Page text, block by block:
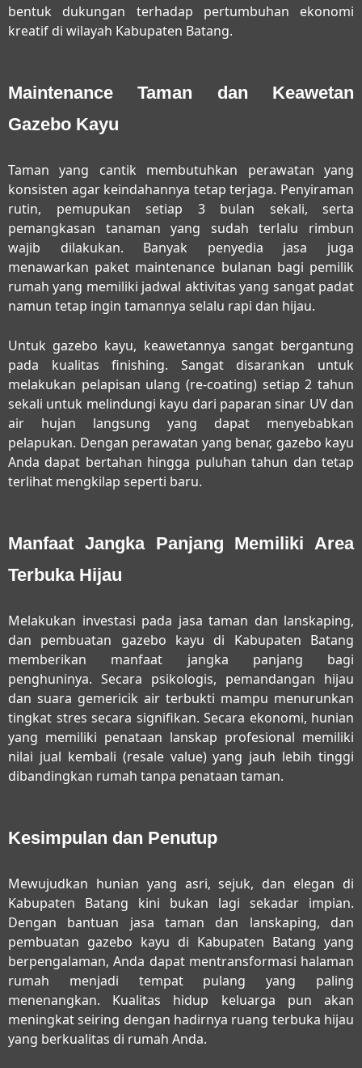
bentuk dukungan terhadap pertumbuhan ekonomi
kreatif di wilayah Kabupaten Batang.
Maintenance Taman dan Keawetan
Gazebo Kayu
Taman yang cantik membutuhkan perawatan yang
konsisten agar keindahannya tetap terjaga. Penyiraman
rutin, pemupukan setiap 3 bulan sekali, serta
pemangkasan tanaman yang sudah terlalu rimbun
wajib dilakukan. Banyak penyedia jasa juga
menawarkan paket maintenance bulanan bagi pemilik
rumah yang memiliki jadwal aktivitas yang sangat padat
namun tetap ingin tamannya selalu rapi dan hijau.
Untuk gazebo kayu, keawetannya sangat bergantung
pada kualitas finishing. Sangat disarankan untuk
melakukan pelapisan ulang (re-coating) setiap 2 tahun
sekali untuk melindungi kayu dari paparan sinar UV dan
air hujan langsung yang dapat menyebabkan
pelapukan. Dengan perawatan yang benar, gazebo kayu
Anda dapat bertahan hingga puluhan tahun dan tetap
terlihat mengkilap seperti baru.
Manfaat Jangka Panjang Memiliki Area
Terbuka Hijau
Melakukan investasi pada jasa taman dan lanskaping,
dan pembuatan gazebo kayu di Kabupaten Batang
memberikan manfaat jangka panjang bagi
penghuninya. Secara psikologis, pemandangan hijau
dan suara gemericik air terbukti mampu menurunkan
tingkat stres secara signifikan. Secara ekonomi, hunian
yang memiliki penataan lanskap profesional memiliki
nilai jual kembali (resale value) yang jauh lebih tinggi
dibandingkan rumah tanpa penataan taman.
Kesimpulan dan Penutup
Mewujudkan hunian yang asri, sejuk, dan elegan di
Kabupaten Batang kini bukan lagi sekadar impian.
Dengan bantuan jasa taman dan lanskaping, dan
pembuatan gazebo kayu di Kabupaten Batang yang
berpengalaman, Anda dapat mentransformasi halaman
rumah menjadi tempat pulang yang paling
menenangkan. Kualitas hidup keluarga pun akan
meningkat seiring dengan hadirnya ruang terbuka hijau
yang berkualitas di rumah Anda.